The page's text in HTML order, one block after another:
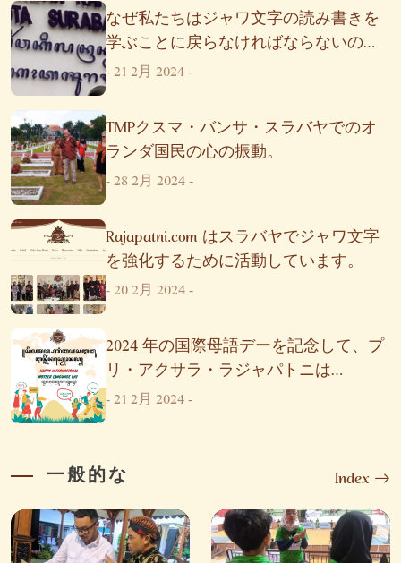
なぜ私たちはジャワ文字の読み書きを
学ぶことに戻らなければならないので
しょうか?
-21 2月 2024-
TMPクスマ・バンサ・スラバヤでのオ
ランダ国民の心の振動。
-28 2月 2024-
Rajapatni.com はスラバヤでジャワ文字
を強化するために活動しています。
-20 2月 2024-
2024 年の国際母語デーを記念して、プ
リ・アクサラ・ラジャパトニは
rajapatni.com ポータルを立ち上げまし
-21 2月 2024-
一般的な Index